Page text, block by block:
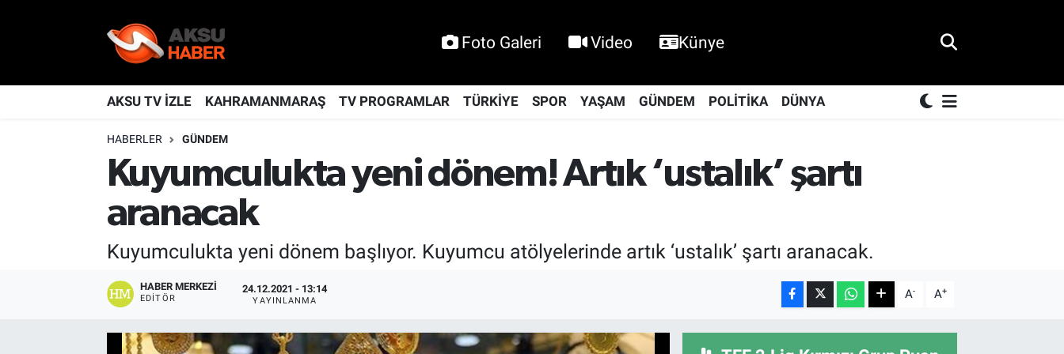
Foto Galeri Video Künye
AKSU TV İZLE KAHRAMANMARAŞ TV PROGRAMLAR TÜRKİYE SPOR YAŞAM GÜNDEM POLİTİKA DÜNYA
HABERLER GÜNDEM
Kuyumculukta yeni dönem! Artık ‘ustalık’ şartı
aranacak
Kuyumculukta yeni dönem başlıyor. Kuyumcu atölyelerinde artık ‘ustalık’ şartı aranacak.
HABER MERKEZI
EDITÖR
24.12.2021 - 13:14
YAYINLANMA A- A+
KAHRAMANMARAŞ
Nöbetçi Eczaneler
Hava Durumu
Kahramanmaraş Namaz Vakitleri
Trafik Durumu
TFF 2.Lig Kırmızı Grup Puan Durumu ve Fikstür
Tüm Manşetler
Son Dakika Haberleri